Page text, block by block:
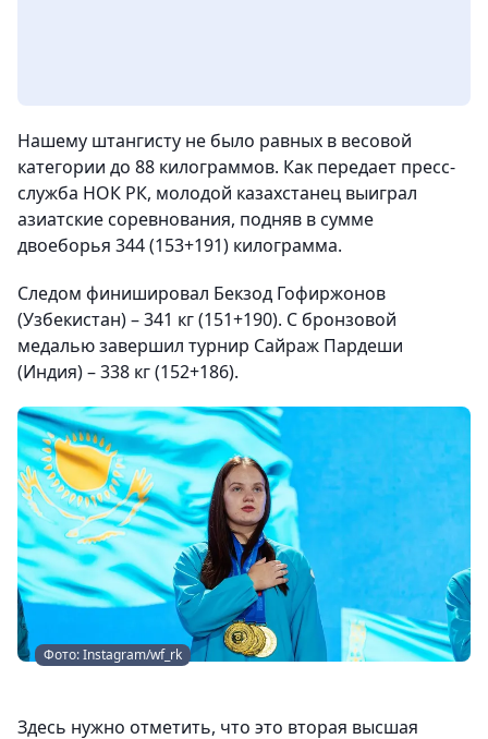
Нашему штангисту не было равных в весовой
категории до 88 килограммов. Как передает пресс-
служба НОК РК, молодой казахстанец выиграл
азиатские соревнования, подняв в сумме
двоеборья 344 (153+191) килограмма.
Следом финишировал Бекзод Гофиржонов
(Узбекистан) – 341 кг (151+190). С бронзовой
медалью завершил турнир Сайраж Пардеши
(Индия) – 338 кг (152+186).
Фото: Instagram/wf_rk
Здесь нужно отметить, что это вторая высшая